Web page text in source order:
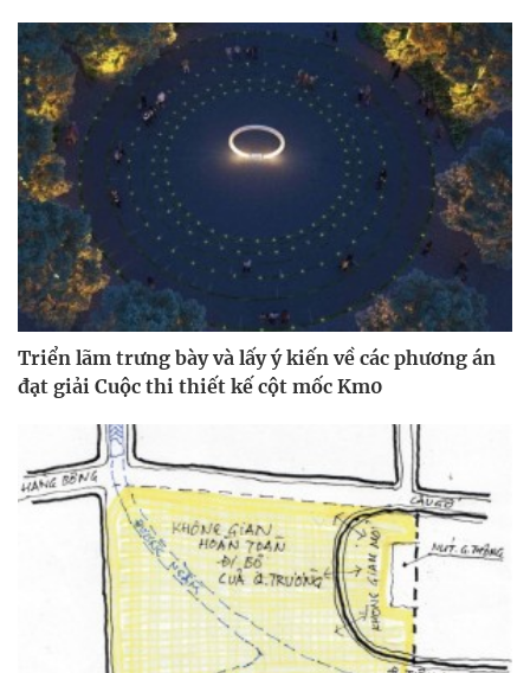
Triển lãm trưng bày và lấy ý kiến về các phương án
đạt giải Cuộc thi thiết kế cột mốc Km0